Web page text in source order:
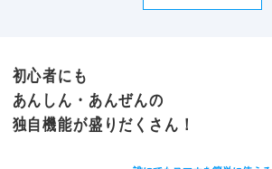
初心者にも
あんしん・あんぜんの
独自機能が盛りだくさん！